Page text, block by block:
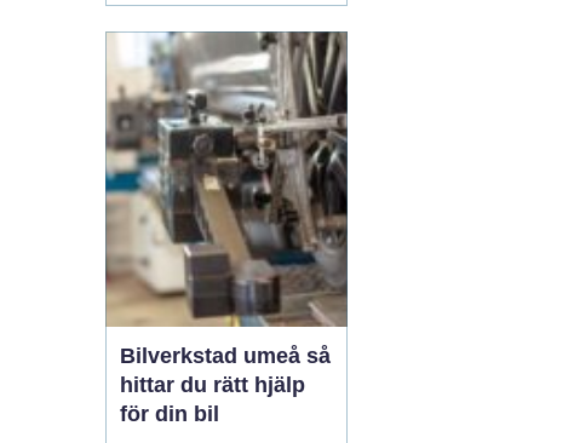
både fysisk utmaning
och mental
återhämtning, samtidigt
som ...
Bilverkstad umeå så
hittar du rätt hjälp
för din bil